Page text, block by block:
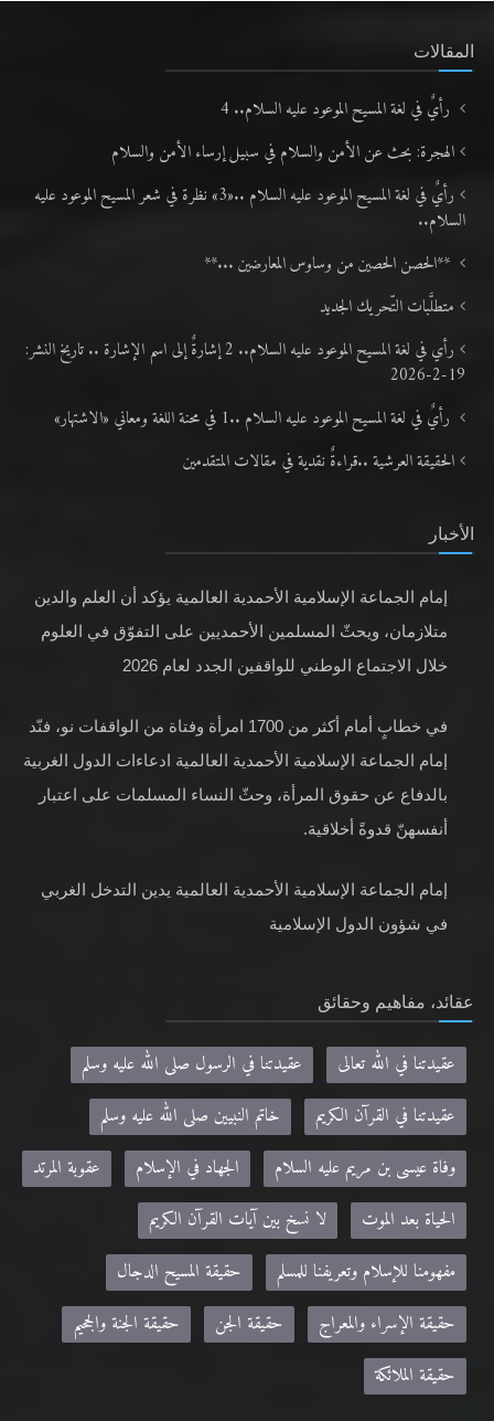
المقالات
رأيٌ في لغة المسيح الموعود عليه السلام.. 4
الهجرة: بحث عن الأمن والسلام في سبيل إرساء الأمن والسلام
رأيٌ في لغة المسيح الموعود عليه السلام ..«3» نظرة في شعر المسيح الموعود عليه
السلام..
**الحصن الحصين من وساوس المعارضين ...**
متطلَّبات التّحريك الجديد
رأي في لغة المسيح الموعود عليه السلام.. 2 إشارةٌ إلى اسم الإشارة .. تاريخ النشر:
19-2-2026
رأيٌ في لغة المسيح الموعود عليه السلام ..1 في محنة اللغة ومعاني «الاشتهار»
الحقيقة العرشية ..قراءةٌ نقدية في مقالات المتقدمين
الأخبار
إمام الجماعة الإسلامية الأحمدية العالمية يؤكد أن العلم والدين
متلازمان، ويحثّ المسلمين الأحمديين على التفوّق في العلوم
خلال الاجتماع الوطني للواقفين الجدد لعام 2026
في خطابٍ أمام أكثر من 1700 امرأة وفتاة من الواقفات نو، فنّد
إمام الجماعة الإسلامية الأحمدية العالمية ادعاءات الدول الغربية
بالدفاع عن حقوق المرأة، وحثّ النساء المسلمات على اعتبار
أنفسهنّ قدوةً أخلاقية.
إمام الجماعة الإسلامية الأحمدية العالمية يدين التدخل الغربي
في شؤون الدول الإسلامية
عقائد، مفاهيم وحقائق
عقيدتنا في الله تعالى
عقيدتنا في الرسول صلى الله عليه وسلم
عقيدتنا في القرآن الكريم
خاتم النبيين صلى الله عليه وسلم
وفاة عيسى بن مريم عليه السلام
الجهاد في الإسلام
عقوبة المرتد
الحياة بعد الموت
لا نسخ بين آيات القرآن الكريم
مفهومنا للإسلام وتعريفنا للمسلم
حقيقة المسيح الدجال
حقيقة الإسراء والمعراج
حقيقة الجن
حقيقة الجنة والجحيم
حقيقة الملائكة